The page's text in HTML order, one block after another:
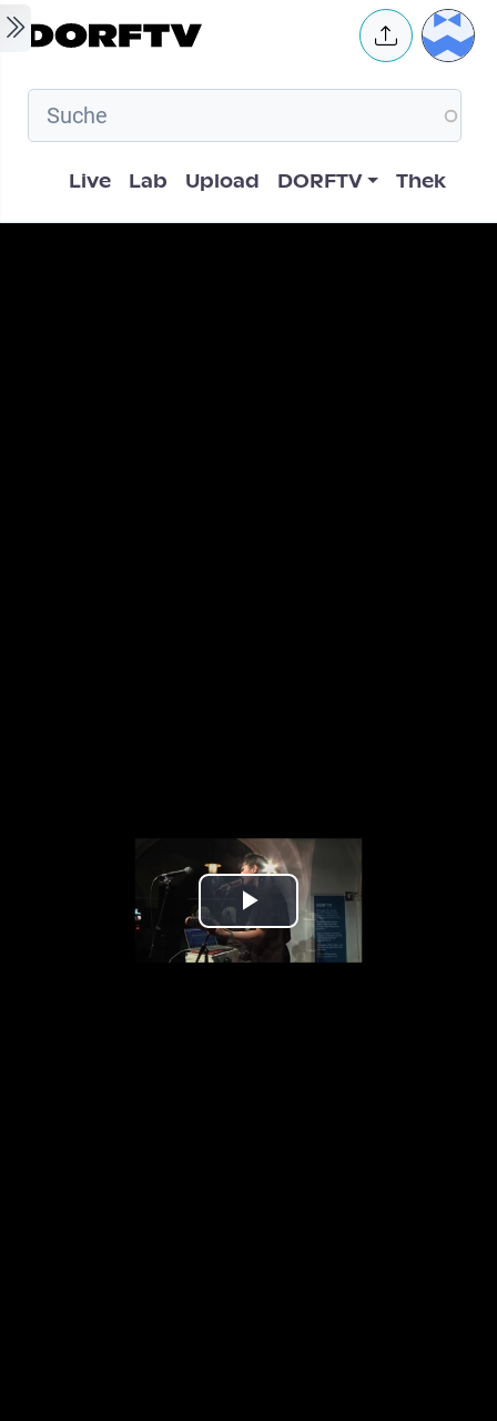
Skip to main content User
Hauptnavigation
Live Lab Upload DORFTV Thek
Play